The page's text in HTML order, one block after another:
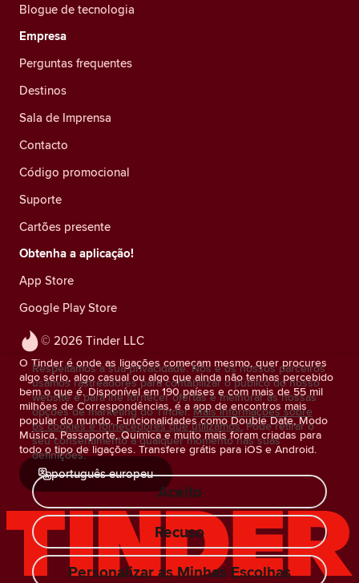
© 2026 Tinder LLC
O Tinder é onde as ligações começam mesmo, quer procures
algo sério, algo casual ou algo que ainda não tenhas percebido
bem o que é. Disponível em 190 países e com mais de 55 mil
milhões de Correspondências, é a app de encontros mais
popular do mundo. Funcionalidades como Double Date, Modo
Música, Passaporte, Química e muito mais foram criadas para
todo o tipo de ligações. Transfere grátis para iOS e Android.
português europeu
Blogue de tecnologia
Empresa
Perguntas frequentes
Destinos
Sala de Imprensa
Contacto
Código promocional
Suporte
Cartões presente
Obtenha a aplicação!
App Store
Google Play Store
Respeitamos a sua privacidade. Nós e os nossos parceiros
usamos rastreadores para contabilizar o público do nosso
website e para lhe fornecer ofertas e melhorar as nossas
opções de marketing do Tinder. Mais informações sobre
os cookies e fornecedores que utilizamos. Pode retirar o
seu consentimento a qualquer momento nas suas
definições.
Aceito
Recuso
Personalizar as Minhas Escolhas